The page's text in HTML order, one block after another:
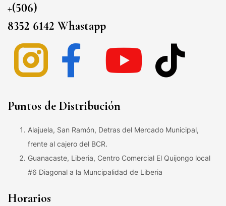
+(506)
8352 6142 Whastapp
Puntos de Distribución
Alajuela, San Ramón, Detras del Mercado Municipal,
frente al cajero del BCR.
Guanacaste, Liberia, Centro Comercial El Quijongo local
#6 Diagonal a la Muncipalidad de Liberia
Horarios